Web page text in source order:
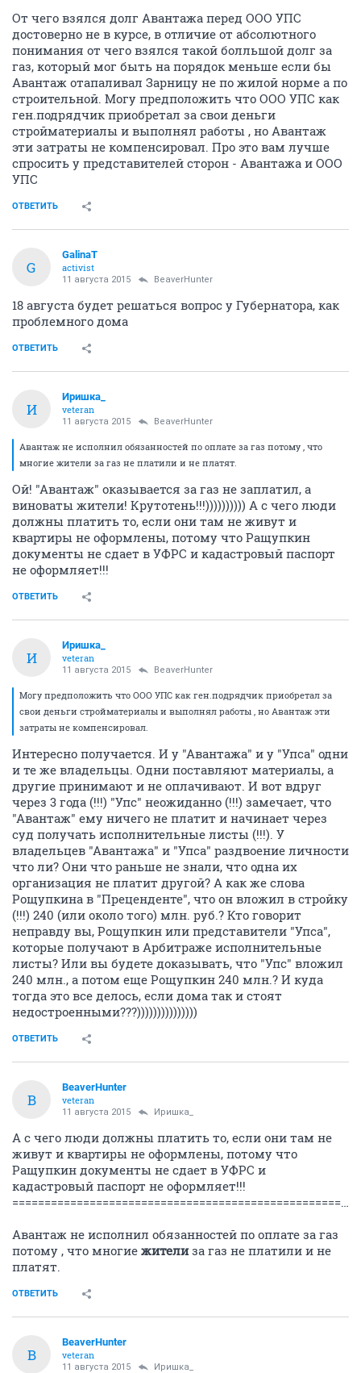
От чего взялся долг Авантажа перед ООО УПС
достоверно не в курсе, в отличие от абсолютного
понимания от чего взялся такой болльшой долг за
газ, который мог быть на порядок меньше если бы
Авантаж отапаливал Зарницу не по жилой норме а по
строительной. Могу предположить что ООО УПС как
ген.подрядчик приобретал за свои деньги
стройматериалы и выполнял работы , но Авантаж
эти затраты не компенсировал. Про это вам лучше
спросить у представителей сторон - Авантажа и ООО
УПС
ОТВЕТИТЬ
G
GalinaT
activist
11 августа 2015 BeaverHunter
18 августа будет решаться вопрос у Губернатора, как
проблемного дома
ОТВЕТИТЬ
И
Иришка_
veteran
11 августа 2015 BeaverHunter
Авантаж не исполнил обязанностей по оплате за газ потому , что
многие жители за газ не платили и не платят.
Ой! "Авантаж" оказывается за газ не заплатил, а
виноваты жители! Крутотень!!!)))))))))) А с чего люди
должны платить то, если они там не живут и
квартиры не оформлены, потому что Ращупкин
документы не сдает в УФРС и кадастровый паспорт
не оформляет!!!
ОТВЕТИТЬ
И
Иришка_
veteran
11 августа 2015 BeaverHunter
Могу предположить что ООО УПС как ген.подрядчик приобретал за
свои деньги стройматериалы и выполнял работы , но Авантаж эти
затраты не компенсировал.
Интересно получается. И у "Авантажа" и у "Упса" одни
и те же владельцы. Одни поставляют материалы, а
другие принимают и не оплачивают. И вот вдруг
через 3 года (!!!) "Упс" неожиданно (!!!) замечает, что
"Авантаж" ему ничего не платит и начинает через
суд получать исполнительные листы (!!!). У
владельцев "Авантажа" и "Упса" раздвоение личности
что ли? Они что раньше не знали, что одна их
организация не платит другой? А как же слова
Рощупкина в "Преценденте", что он вложил в стройку
(!!!) 240 (или около того) млн. руб.? Кто говорит
неправду вы, Рощупкин или представители "Упса",
которые получают в Арбитраже исполнительные
листы? Или вы будете доказывать, что "Упс" вложил
240 млн., а потом еще Рощупкин 240 млн.? И куда
тогда это все делось, если дома так и стоят
недостроенными???)))))))))))))))
ОТВЕТИТЬ
B
BeaverHunter
veteran
11 августа 2015 Иришка_
А с чего люди должны платить то, если они там не
живут и квартиры не оформлены, потому что
Ращупкин документы не сдает в УФРС и
кадастровый паспорт не оформляет!!!
=====================================================================
Авантаж не исполнил обязанностей по оплате за газ
потому , что многие жителиза газ не платили и не
платят.
ОТВЕТИТЬ
B
BeaverHunter
veteran
11 августа 2015 Иришка_